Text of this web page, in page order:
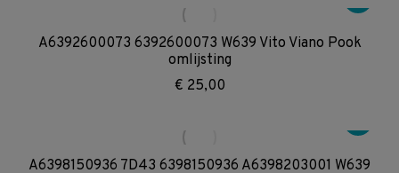
A6392600073 6392600073 W639 Vito Viano Pook
omlijsting
€ 25,00
A6398150936 7D43 6398150936 A6398203001 W639